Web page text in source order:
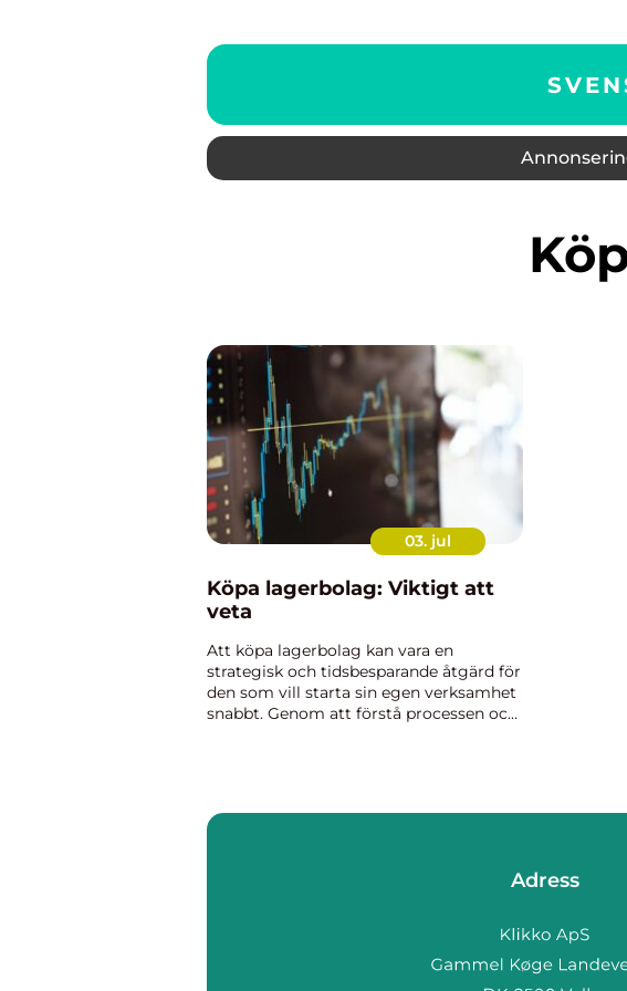
03. jul
Köpa lagerbolag: Viktigt att
veta
Att köpa lagerbolag kan vara en
strategisk och tidsbesparande åtgärd för
den som vill starta sin egen verksamhet
snabbt. Genom att förstå processen och
Adress